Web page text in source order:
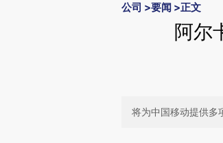
公司 >要闻 >正文
阿尔
将为中国移动提供多